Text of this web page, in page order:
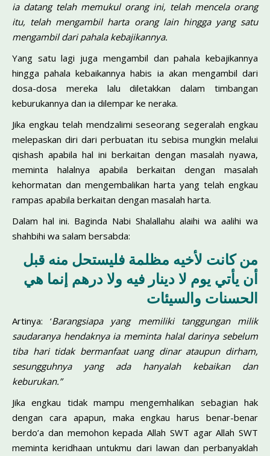
ia datang telah memukul orang ini, telah mencela orang
itu, telah mengambil harta orang lain hingga yang satu
mengambil dari pahala kebajikannya.
Yang satu lagi juga mengambil dan pahala kebajikannya
hingga pahala kebaikannya habis ia akan mengambil dari
dosa-dosa mereka lalu diletakkan dalam timbangan
keburukannya dan ia dilempar ke neraka.
Jika engkau telah mendzalimi seseorang segeralah engkau
melepaskan diri dari perbuatan itu sebisa mungkin melalui
qishash apabila hal ini berkaitan dengan masalah nyawa,
meminta halalnya apabila berkaitan dengan masalah
kehormatan dan mengembalikan harta yang telah engkau
rampas apabila berkaitan dengan masalah harta.
Dalam hal ini. Baginda Nabi Shalallahu alaihi wa aalihi wa
shahbihi wa salam bersabda:
من كانت لأخيه مظلمة فليستحل منه قبل
أن يأتي يوم لا دينار فيه ولا درهم إنما هي
الحسنات والسيئات
Artinya: ‘Barangsiapa yang memiliki tanggungan milik
saudaranya hendaknya ia meminta halal darinya sebelum
tiba hari tidak bermanfaat uang dinar ataupun dirham,
sesungguhnya yang ada hanyalah kebaikan dan
keburukan.”
Jika engkau tidak mampu mengemhalikan sebagian hak
dengan cara apapun, maka engkau harus benar-benar
berdo’a dan memohon kepada Allah SWT agar Allah SWT
meminta keridhaan untukmu dari lawan dan perbanyaklah